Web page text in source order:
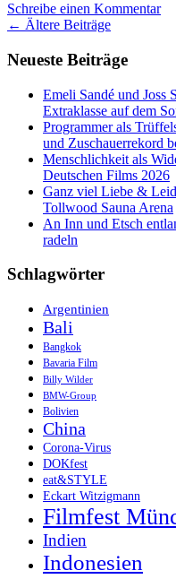
Schreibe einen Kommentar
Beitrags-
Navigation
← Ältere Beiträge
Neueste Beiträge
Emeli Sandé und Joss
Extraklasse auf dem
Programmer als
und Zuschauerrekord
Menschlichkeit als
Deutschen Films 2026
Ganz viel Liebe &
Tollwood Sauna Arena
An Inn und Etsch
radeln
Schlagwörter
Argentinien
Bali
Bangkok
Bavaria Film
Billy Wilder
BMW-Group
Bolivien
China
Corona-Virus
DOKfest
eat&STYLE
Eckart Witzigmann
Filmfest
Indien
Indonesien